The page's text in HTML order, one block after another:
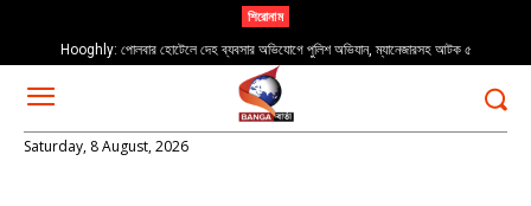
শিরোনাম
Hooghly: পোলবার হোটেলে দেহ ব্যবসার অভিযোগে পুলিশ অভিযান, ম্যানেজারসহ আটক ৫
Rabindranath Tagore: “যখন পড়বে না গো পায়ের চিহ্ন…” ২২শে শ্রাবণ স্মরণে
Saturday, 8 August, 2026